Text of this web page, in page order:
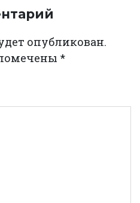
опубликован.
*